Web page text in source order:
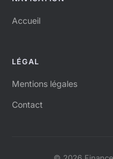
Accueil
LÉGAL
Mentions légales
Contact